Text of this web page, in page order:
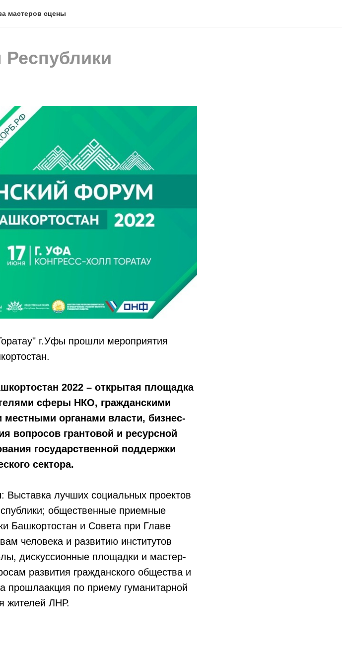
мастеров сцены
г.Уфы прошли мероприятия
2022 – открытая площадка
сферы НКО, гражданскими
местными органами власти, бизнес-
вопросов грантовой и ресурсной
государственной поддержки
сектора.
лучших социальных проектов
общественные приемные
Башкортостан и Совета при Главе
человека и развитию институтов
дискуссионные площадки и мастер-
развития гражданского общества и
по приему гуманитарной
жителей ЛНР.